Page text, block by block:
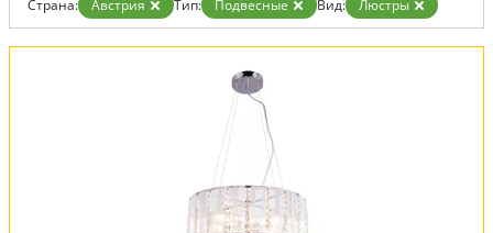
Страна: Австрия Тип: Подвесные Вид: Люстры